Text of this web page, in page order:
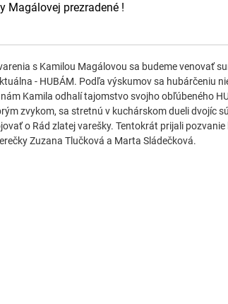
Magálovej prezradené !
s Kamilou Magálovou sa budeme venovať
- HUBÁM. Podľa výskumov sa hubárčeniu
Kamila odhalí tajomstvo svojho obľúbeného
zvykom, sa stretnú v kuchárskom dueli dvojíc
o Rád zlatej varešky. Tentokrát prijali
Zuzana Tlučková a Marta Sládečková.